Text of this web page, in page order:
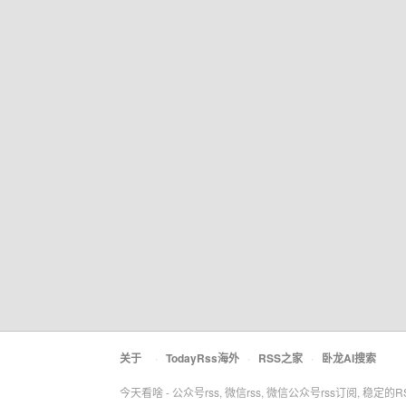
关于 · TodayRss海外 · RSS之家 · 卧龙AI搜索
今天看啥 - 公众号rss, 微信rss, 微信公众号rss订阅, 稳定的